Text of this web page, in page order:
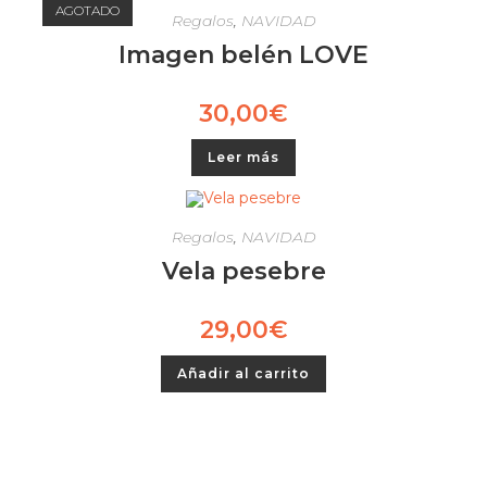
AGOTADO
Regalos, NAVIDAD
Imagen belén LOVE
30,00€
Leer más
Regalos, NAVIDAD
Vela pesebre
29,00€
Añadir al carrito